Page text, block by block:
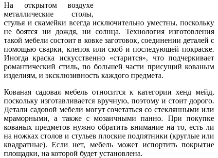
На открытом воздухе
металлические столы,
стулья и скамейки всегда исключительно уместны, поскольку
не боятся ни дождя, ни солнца. Технология изготовления
такой мебели состоит в ковке заготовок, соединении деталей с
помощью сварки, клепок или скоб и последующей покраске.
Иногда краска искусственно «старится», что подчеркивает
романтический стиль, по большей части присущий кованым
изделиям, и эксклюзивность каждого предмета.
Кованая садовая мебель относится к категории хенд мейд,
поскольку изготавливается вручную, поэтому и стоит дорого.
Детали садовой мебели могут сочетаться со стеклянными или
мраморными, а также с мозаичными панно. При покупке
кованых предметов нужно обратить внимание на то, есть ли
на ножках столов и стульев плоские подпятники (круглые или
квадратные). Если нет, мебель может испортить покрытие
площадки, на которой будет установлена.